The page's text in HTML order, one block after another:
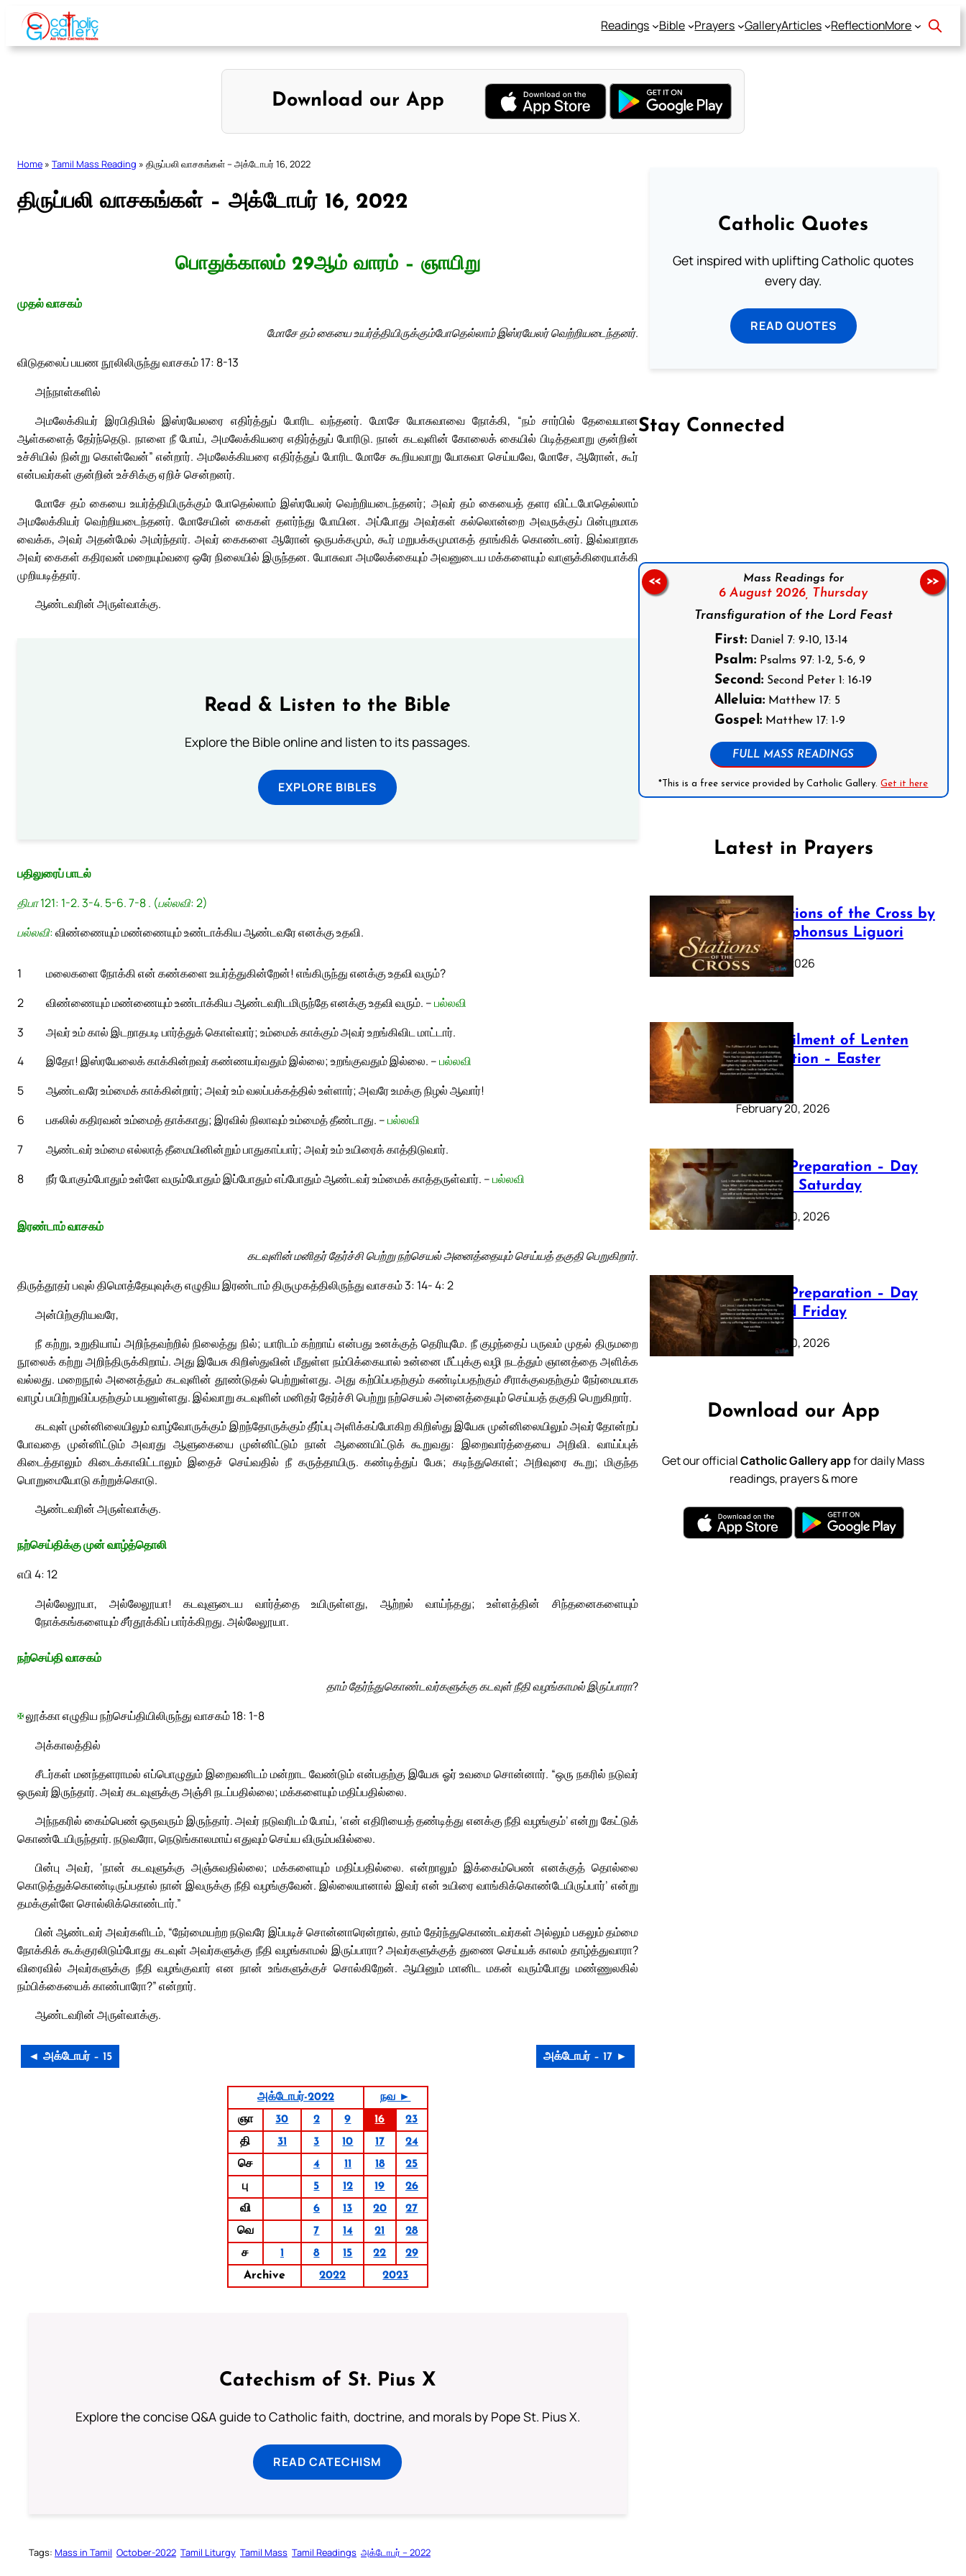
Skip
content
Readings Bible Prayers GalleryArticles ReflectionMore
Download our App
Home » Tamil Mass Reading » திருப்பலி வாசகங்கள் – அக்டோபர் 16, 2022
திருப்பலி வாசகங்கள் – அக்டோபர் 16, 2022
பொதுக்காலம் 29ஆம் வாரம் – ஞாயிறு
முதல் வாசகம்
மோசே தம் கையை உயர்த்தியிருக்கும்போதெல்லாம் இஸ்ரயேலர் வெற்றியடைந்தனர்.
விடுதலைப் பயண நூலிலிருந்து வாசகம் 17: 8-13
அந்நாள்களில்
அமலேக்கியர் இரபிதிமில் இஸ்ரயேலரை எதிர்த்துப் போரிட வந்தனர். மோசே யோசுவாவை நோக்கி, “நம் சார்பில் தேவையான
ஆள்களைத் தேர்ந்தெடு. நாளை நீ போய், அமலேக்கியரை எதிர்த்துப் போரிடு. நான் கடவுளின் கோலைக் கையில் பிடித்தவாறு குன்றின்
உச்சியில் நின்று கொள்வேன்” என்றார். அமலேக்கியரை எதிர்த்துப் போரிட மோசே கூறியவாறு யோசுவா செய்யவே, மோசே, ஆரோன், கூர்
என்பவர்கள் குன்றின் உச்சிக்கு ஏறிச் சென்றனர்.
மோசே தம் கையை உயர்த்தியிருக்கும் போதெல்லாம் இஸ்ரயேலர் வெற்றியடைந்தனர்; அவர் தம் கையைத் தளர விட்டபோதெல்லாம்
அமலேக்கியர் வெற்றியடைந்தனர். மோசேயின் கைகள் தளர்ந்து போயின. அப்போது அவர்கள் கல்லொன்றை அவருக்குப் பின்புறமாக
வைக்க, அவர் அதன்மேல் அமர்ந்தார். அவர் கைகளை ஆரோன் ஒருபக்கமும், கூர் மறுபக்கமுமாகத் தாங்கிக் கொண்டனர். இவ்வாறாக
அவர் கைகள் கதிரவன் மறையும்வரை ஒரே நிலையில் இருந்தன. யோசுவா அமலேக்கையும் அவனுடைய மக்களையும் வாளுக்கிரையாக்கி
முறியடித்தார்.
ஆண்டவரின் அருள்வாக்கு.
Read & Listen to the Bible
Explore the Bible online and listen to its passages.
EXPLORE BIBLES
பதிலுரைப் பாடல்
திபா 121: 1-2. 3-4. 5-6. 7-8 . (பல்லவி: 2)
பல்லவி:விண்ணையும் மண்ணையும் உண்டாக்கிய ஆண்டவரே எனக்கு உதவி.
1
மலைகளை நோக்கி என் கண்களை உயர்த்துகின்றேன்! எங்கிருந்து எனக்கு உதவி வரும்?
2
விண்ணையும் மண்ணையும் உண்டாக்கிய ஆண்டவரிடமிருந்தே எனக்கு உதவி வரும். –பல்லவி
3
அவர் உம் கால் இடறாதபடி பார்த்துக் கொள்வார்; உம்மைக் காக்கும் அவர் உறங்கிவிட மாட்டார்.
4
இதோ! இஸ்ரயேலைக் காக்கின்றவர் கண்ணயர்வதும் இல்லை; உறங்குவதும் இல்லை. –பல்லவி
5
ஆண்டவரே உம்மைக் காக்கின்றார்; அவர் உம் வலப்பக்கத்தில் உள்ளார்; அவரே உமக்கு நிழல் ஆவார்!
6
பகலில் கதிரவன் உம்மைத் தாக்காது; இரவில் நிலாவும் உம்மைத் தீண்டாது. –பல்லவி
7
ஆண்டவர் உம்மை எல்லாத் தீமையினின்றும் பாதுகாப்பார்; அவர் உம் உயிரைக் காத்திடுவார்.
8
நீர் போகும்போதும் உள்ளே வரும்போதும் இப்போதும் எப்போதும் ஆண்டவர் உம்மைக் காத்தருள்வார். –பல்லவி
இரண்டாம் வாசகம்
கடவுளின் மனிதர் தேர்ச்சி பெற்று நற்செயல் அனைத்தையும் செய்யத் தகுதி பெறுகிறார்.
திருத்தூதர் பவுல் திமொத்தேயுவுக்கு எழுதிய இரண்டாம் திருமுகத்திலிருந்து வாசகம் 3: 14- 4: 2
அன்பிற்குரியவரே,
நீ கற்று, உறுதியாய் அறிந்தவற்றில் நிலைத்து நில்; யாரிடம் கற்றாய் என்பது உனக்குத் தெரியுமே. நீ குழந்தைப் பருவம் முதல் திருமறை
நூலைக் கற்று அறிந்திருக்கிறாய். அது இயேசு கிறிஸ்துவின் மீதுள்ள நம்பிக்கையால் உன்னை மீட்புக்கு வழி நடத்தும் ஞானத்தை அளிக்க
வல்லது. மறைநூல் அனைத்தும் கடவுளின் தூண்டுதல் பெற்றுள்ளது. அது கற்பிப்பதற்கும் கண்டிப்பதற்கும் சீராக்குவதற்கும் நேர்மையாக
வாழப் பயிற்றுவிப்பதற்கும் பயனுள்ளது. இவ்வாறு கடவுளின் மனிதர் தேர்ச்சி பெற்று நற்செயல் அனைத்தையும் செய்யத் தகுதி பெறுகிறார்.
கடவுள் முன்னிலையிலும் வாழ்வோருக்கும் இறந்தோருக்கும் தீர்ப்பு அளிக்கப்போகிற கிறிஸ்து இயேசு முன்னிலையிலும் அவர் தோன்றப்
போவதை முன்னிட்டும் அவரது ஆளுகையை முன்னிட்டும் நான் ஆணையிட்டுக் கூறுவது: இறைவார்த்தையை அறிவி. வாய்ப்புக்
கிடைத்தாலும் கிடைக்காவிட்டாலும் இதைச் செய்வதில் நீ கருத்தாயிரு. கண்டித்துப் பேசு; கடிந்துகொள்; அறிவுரை கூறு; மிகுந்த
பொறுமையோடு கற்றுக்கொடு.
ஆண்டவரின் அருள்வாக்கு.
நற்செய்திக்கு முன் வாழ்த்தொலி
எபி 4: 12
அல்லேலூயா, அல்லேலூயா! கடவுளுடைய வார்த்தை உயிருள்ளது, ஆற்றல் வாய்ந்தது; உள்ளத்தின் சிந்தனைகளையும்
நோக்கங்களையும் சீர்தூக்கிப் பார்க்கிறது. அல்லேலூயா.
நற்செய்தி வாசகம்
தாம் தேர்ந்துகொண்டவர்களுக்கு கடவுள் நீதி வழங்காமல் இருப்பாரா?
✠லூக்கா எழுதிய நற்செய்தியிலிருந்து வாசகம் 18: 1-8
அக்காலத்தில்
சீடர்கள் மனந்தளராமல் எப்பொழுதும் இறைவனிடம் மன்றாட வேண்டும் என்பதற்கு இயேசு ஓர் உவமை சொன்னார். “ஒரு நகரில் நடுவர்
ஒருவர் இருந்தார். அவர் கடவுளுக்கு அஞ்சி நடப்பதில்லை; மக்களையும் மதிப்பதில்லை.
அந்நகரில் கைம்பெண் ஒருவரும் இருந்தார். அவர் நடுவரிடம் போய், ‘என் எதிரியைத் தண்டித்து எனக்கு நீதி வழங்கும்’ என்று கேட்டுக்
கொண்டேயிருந்தார். நடுவரோ, நெடுங்காலமாய் எதுவும் செய்ய விரும்பவில்லை.
பின்பு அவர், ‘நான் கடவுளுக்கு அஞ்சுவதில்லை; மக்களையும் மதிப்பதில்லை. என்றாலும் இக்கைம்பெண் எனக்குத் தொல்லை
கொடுத்துக்கொண்டிருப்பதால் நான் இவருக்கு நீதி வழங்குவேன். இல்லையானால் இவர் என் உயிரை வாங்கிக்கொண்டேயிருப்பார்’ என்று
தமக்குள்ளே சொல்லிக்கொண்டார்.”
பின் ஆண்டவர் அவர்களிடம், “நேர்மையற்ற நடுவரே இப்படிச் சொன்னாரென்றால், தாம் தேர்ந்துகொண்டவர்கள் அல்லும் பகலும் தம்மை
நோக்கிக் கூக்குரலிடும்போது கடவுள் அவர்களுக்கு நீதி வழங்காமல் இருப்பாரா? அவர்களுக்குத் துணை செய்யக் காலம் தாழ்த்துவாரா?
விரைவில் அவர்களுக்கு நீதி வழங்குவார் என நான் உங்களுக்குச் சொல்கிறேன். ஆயினும் மானிட மகன் வரும்போது மண்ணுலகில்
நம்பிக்கையைக் காண்பாரோ?” என்றார்.
ஆண்டவரின் அருள்வாக்கு.
◄ அக்டோபர் – 15 அக்டோபர் – 17 ►
அக்டோபர்-2022
நவ ►
ஞா
30 2 9 16
23
தி
31 3 10 17
24
செ
4 11 18
25
பு
5 12 19
26
வி
6 13 20
27
வெ
7 14 21
28
ச
1 8 15 22
29
Archive
2022 2023
Catechism of St. Pius X
Explore the concise Q&A guide to Catholic faith, doctrine, and morals by Pope St. Pius X.
READ CATECHISM
Tags: Mass in Tamil October-2022 Tamil Liturgy Tamil Mass Tamil Readings அக்டோபர் – 2022
Catholic Quotes
Get inspired with uplifting Catholic quotes
every day.
READ QUOTES
Stay Connected
Follow us on Facebook
Mass Readings for
6 August 2026, Thursday
Transfiguration of the Lord Feast
First: Daniel 7: 9-10, 13-14
Psalm: Psalms 97: 1-2, 5-6, 9
Second: Second Peter 1: 16-19
Alleluia: Matthew 17: 5
Gospel: Matthew 17: 1-9
FULL MASS READINGS
*This is a free service provided by Catholic Gallery.Get it here
<< >>
Latest in Prayers
The Stations of the Cross by
Saint Alphonsus Liguori
March 16, 2026
The Fulfilment of Lenten
Preparation – Easter
Sunday
February 20, 2026
Lenten Preparation – Day
40: Holy Saturday
February 20, 2026
Lenten Preparation – Day
39: Good Friday
February 20, 2026
Download our App
Get our officialCatholic Gallery appfor daily Mass
readings, prayers & more